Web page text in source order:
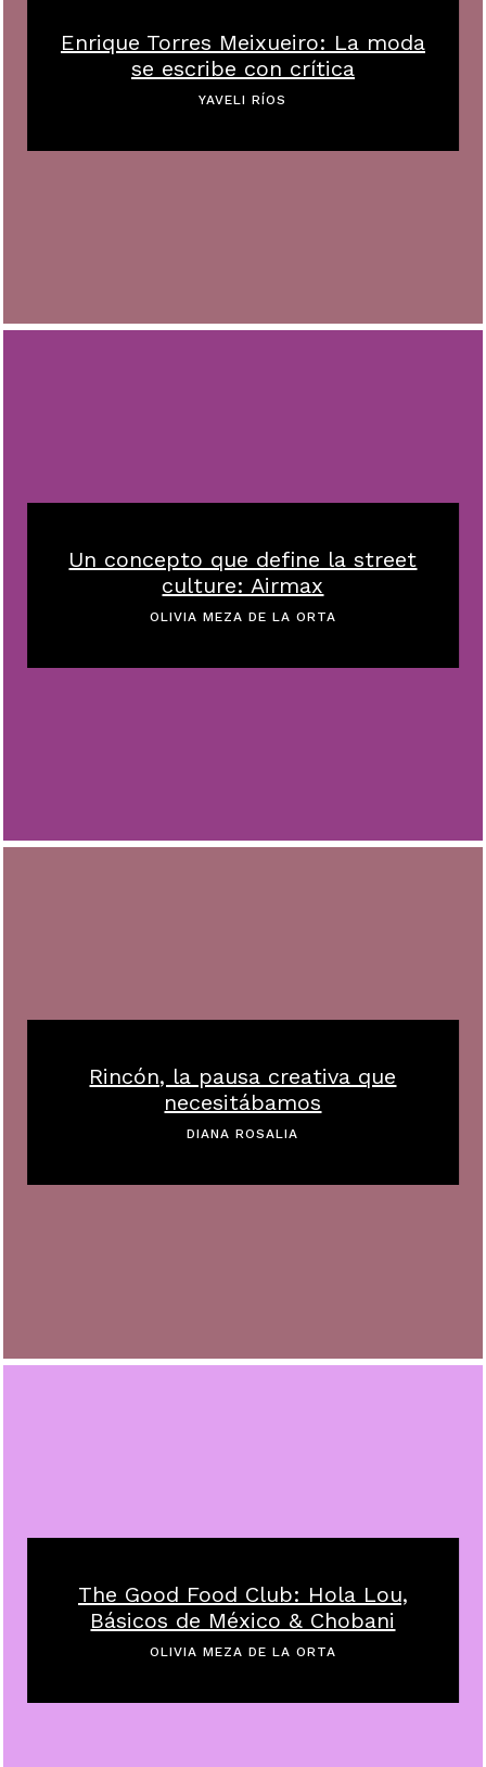
Enrique Torres Meixueiro: La moda
se escribe con crítica
YAVELI RÍOS
Un concepto que define la street
culture: Airmax
OLIVIA MEZA DE LA ORTA
Rincón, la pausa creativa que
necesitábamos
DIANA ROSALIA
The Good Food Club: Hola Lou,
Básicos de México & Chobani
OLIVIA MEZA DE LA ORTA